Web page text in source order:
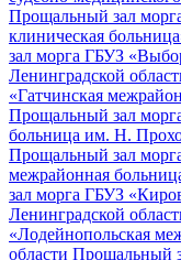
Прощальный зал
клиническая
зал морга ГБУЗ
Ленинградской
«Гатчинская
Прощальный зал
больница им. Н.
Прощальный зал
межрайонная
зал морга ГБУЗ
Ленинградской
«Лодейнопольская
области Прощальный